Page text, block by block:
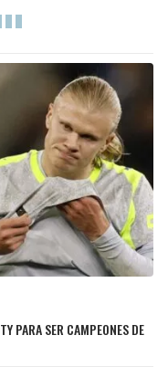
PARA SER CAMPEONES DE